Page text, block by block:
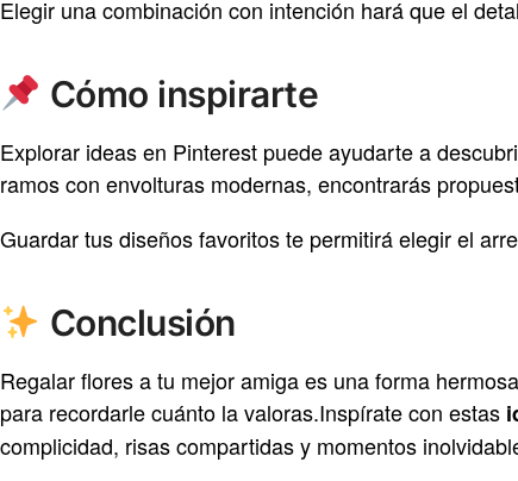
Elegir una combinación con intención hará que el
Cómo inspirarte
Explorar ideas en Pinterest puede ayudarte a
ramos con envolturas modernas, encontrarás
Guardar tus diseños favoritos te permitirá elegir el
Conclusión
Regalar flores a tu mejor amiga es una forma
para recordarle cuánto la valoras.Inspírate con estas
complicidad, risas compartidas y momentos